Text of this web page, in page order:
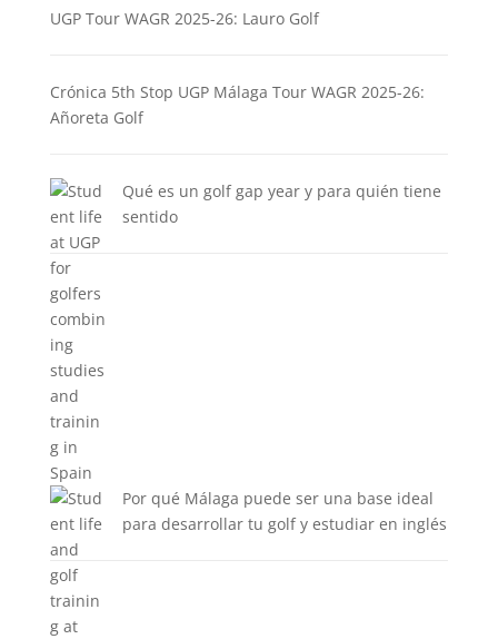
UGP Tour WAGR 2025-26: Lauro Golf
Crónica 5th Stop UGP Málaga Tour WAGR 2025-26:
Añoreta Golf
Qué es un golf gap year y para quién tiene
sentido
Por qué Málaga puede ser una base ideal
para desarrollar tu golf y estudiar en inglés